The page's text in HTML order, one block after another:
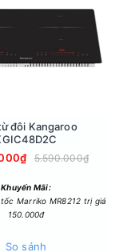
đôi Kangaroo
5.590.000₫
Khuyến Mãi:
Marriko MR8212 trị giá
150.000đ
So sánh